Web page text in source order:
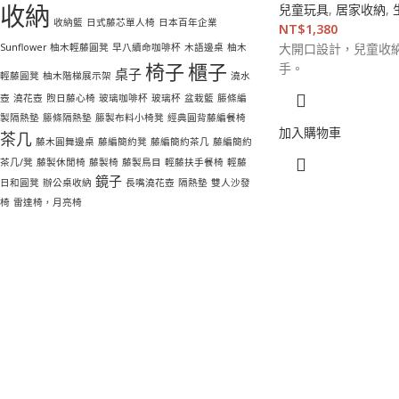
收納 收納籃 日式藤芯單人椅 日本百年企業
Sunflower 柚木輕藤圓凳 早八續命咖啡杯 木語邊桌 柚木
輕藤圓凳 柚木階梯展示架 桌子 椅子櫃子 澆水
壺 澆花壺 煦日藤心椅 玻璃咖啡杯 玻璃杯 盆栽籃 籐條編
製隔熱墊 籐條隔熱墊 籐製布料小椅凳 經典圓背藤編餐椅
茶几 藤木圓舞邊桌 藤編簡約凳 藤編簡約茶几 藤編簡約
茶几/凳 藤製休閒椅 藤製椅 藤製鳥目 輕藤扶手餐椅 輕藤
日和圓凳 辦公桌收納 鏡子 長嘴澆花壺 隔熱墊 雙人沙發
椅 雷達椅，月亮椅
兒童玩具, 居家收納,
NT$1,380
大開口設計，兒童收
手。
加入購物車